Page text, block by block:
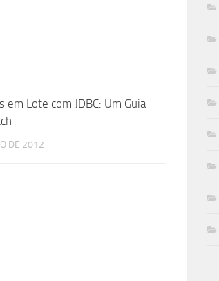
em Lote com JDBC: Um Guia
DE 2012